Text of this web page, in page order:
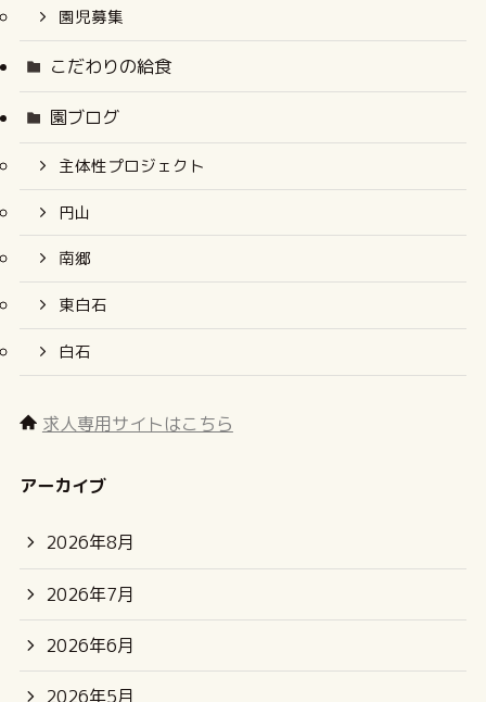
園児募集
こだわりの給食
園ブログ
主体性プロジェクト
円山
南郷
東白石
白石
求人専用サイトはこちら
アーカイブ
2026年8月
2026年7月
2026年6月
2026年5月